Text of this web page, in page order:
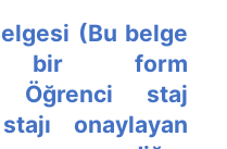
(Bu belge
bir form
Öğrenci staj
onaylayan